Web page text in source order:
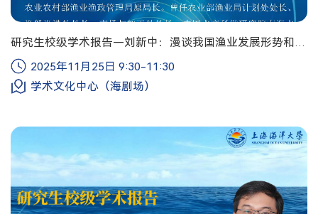
研究生校级学术报告—刘新中：漫谈我国渔业发展形势和任
务
2025年11月25日 9:30-11:30
学术文化中心（海剧场）